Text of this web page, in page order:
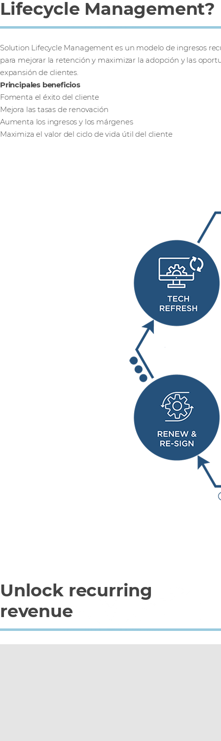
Lifecycle Management?
Solution Lifecycle Management es un modelo de ingresos
para mejorar la retención y maximizar la adopción y las
expansión de clientes.
Principales beneficios
Fomenta el éxito del cliente
Mejora las tasas de renovación
Aumenta los ingresos y los márgenes
Maximiza el valor del ciclo de vida útil del cliente
Unlock recurring
revenue